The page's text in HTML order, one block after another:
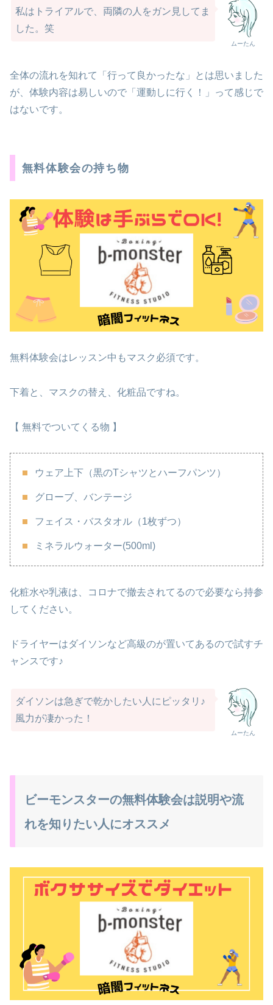
ムーたん
私はトライアルで、両隣の人をガン見してま
した。笑
全体の流れを知れて「行って良かったな」とは思いました
が、体験内容は易しいので「運動しに行く！」って感じで
はないです。
無料体験会の持ち物
無料体験会はレッスン中もマスク必須です。
下着と、マスクの替え、化粧品ですね。
【 無料でついてくる物 】
ウェア上下（黒のTシャツとハーフパンツ）
グローブ、バンテージ
フェイス・バスタオル（1枚ずつ）
ミネラルウォーター(500ml)
化粧水や乳液は、コロナで撤去されてるので必要なら持参
してください。
ドライヤーはダイソンなど高級のが置いてあるので試すチ
ャンスです♪
ムーたん
ダイソンは急ぎで乾かしたい人にピッタリ♪
風力が凄かった！
ビーモンスターの無料体験会は説明や流
れを知りたい人にオススメ